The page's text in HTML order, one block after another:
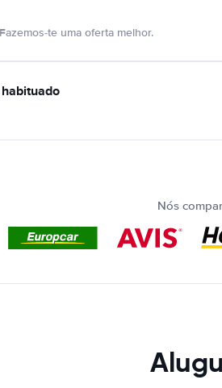
te uma oferta melhor.
Nós